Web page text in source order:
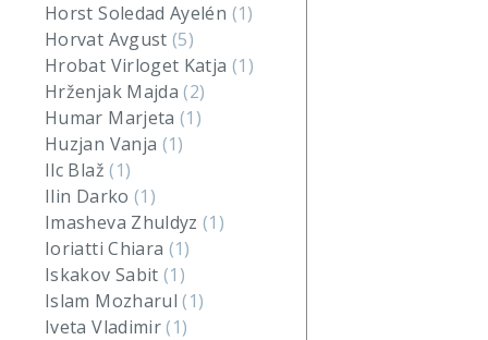
Horst Soledad Ayelén (1)
Horvat Avgust(5)
Hrobat Virloget Katja (1)
Hrženjak Majda(2)
Humar Marjeta(1)
Huzjan Vanja (1)
Ilc Blaž(1)
Ilin Darko (1)
Imasheva Zhuldyz(1)
Ioriatti Chiara (1)
Iskakov Sabit(1)
Islam Mozharul(1)
Iveta Vladimir(1)